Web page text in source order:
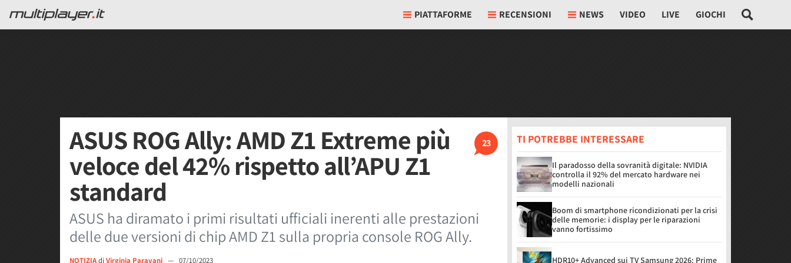
PIATTAFORME RECENSIONI NEWS VIDEO LIVE GIOCHI
23
ASUS ROG Ally: AMD Z1 Extreme più
veloce del 42% rispetto all’APU Z1
standard
ASUS ha diramato i primi risultati ufficiali inerenti alle prestazioni
delle due versioni di chip AMD Z1 sulla propria console ROG Ally.
NOTIZIAdi Virginia Paravani — 07/10/2023
TI POTREBBE INTERESSARE
Il paradosso della sovranità digitale: NVIDIA
controlla il 92% del mercato hardware nei
modelli nazionali
Boom di smartphone ricondizionati per la crisi
delle memorie: i display per le riparazioni
vanno fortissimo
HDR10+ Advanced sui TV Samsung 2026: Prime